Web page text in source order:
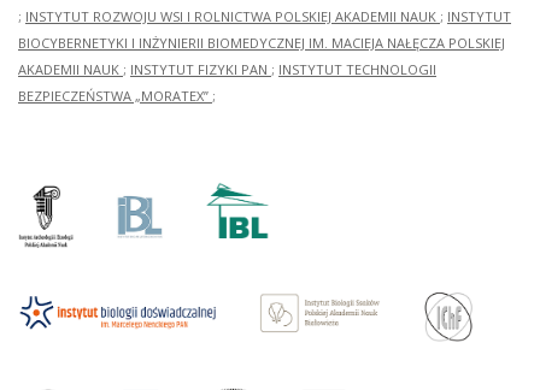
; INSTYTUT ROZWOJU WSI I ROLNICTWA POLSKIEJ AKADEMII NAUK ; INSTYTUT
BIOCYBERNETYKI I INŻYNIERII BIOMEDYCZNEJ IM. MACIEJA NAŁĘCZA POLSKIEJ
AKADEMII NAUK ; INSTYTUT FIZYKI PAN ; INSTYTUT TECHNOLOGII
BEZPIECZEŃSTWA „MORATEX” ;